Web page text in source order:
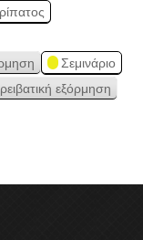
Σεμινάριο
εξόρμηση